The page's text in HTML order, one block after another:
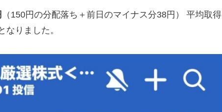
（150円の分配落ち＋前日のマイナス分38円） 平均取得
なりました。